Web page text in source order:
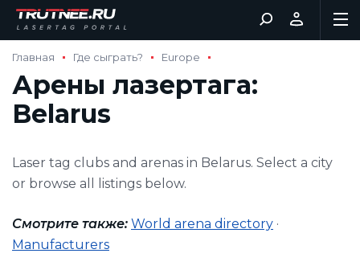
Главная Где сыграть? Europe
Арены лазертага:
Belarus
Laser tag clubs and arenas in Belarus. Select a city
or browse all listings below.
Смотрите также: World arena directory ·
Manufacturers